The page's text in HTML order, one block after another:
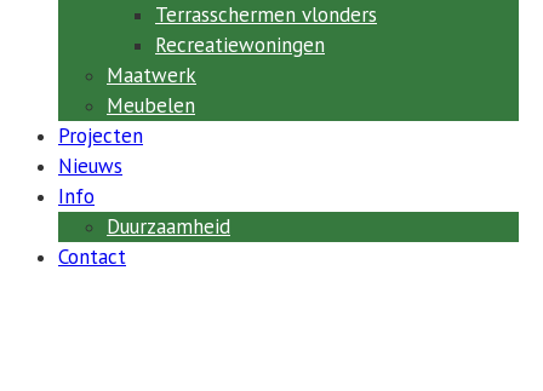
strandpaviljoens,
clubhuizen,
permanente
kantoren.
Terrasschermen vlonders
Recreatiewoningen
Maatwerk
Meubelen
Projecten
Nieuws
Info
Duurzaamheid
Contact